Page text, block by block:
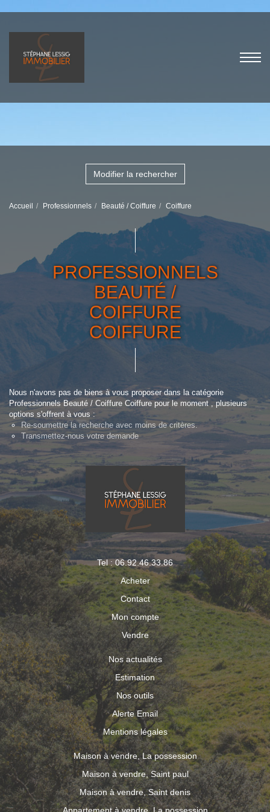
Modifier la rechercher
Accueil Professionnels Beauté / Coiffure Coiffure
PROFESSIONNELS
BEAUTÉ /
COIFFURE
COIFFURE
Nous n'avons pas de biens à vous proposer dans la catégorie
Professionnels Beauté / Coiffure Coiffure pour le moment , plusieurs
options s'offrent à vous :
Re-soumettre la recherche avec moins de critères.
Transmettez-nous votre demande
Tel : 06.92.46.33.86
Acheter
Contact
Mon compte
Vendre
Nos actualités
Estimation
Nos outils
Alerte Email
Mentions légales
Maison à vendre, La possession
Maison à vendre, Saint paul
Maison à vendre, Saint denis